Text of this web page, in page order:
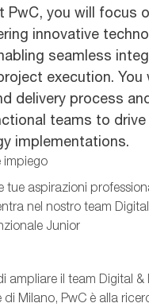
PwC, you will focus
innovative
seamless
execution. You
delivery process
teams to
implementations.
impiego
tue aspirazioni
nel nostro team
Junior
ampliare il team Digital &
di Milano, PwC è alla